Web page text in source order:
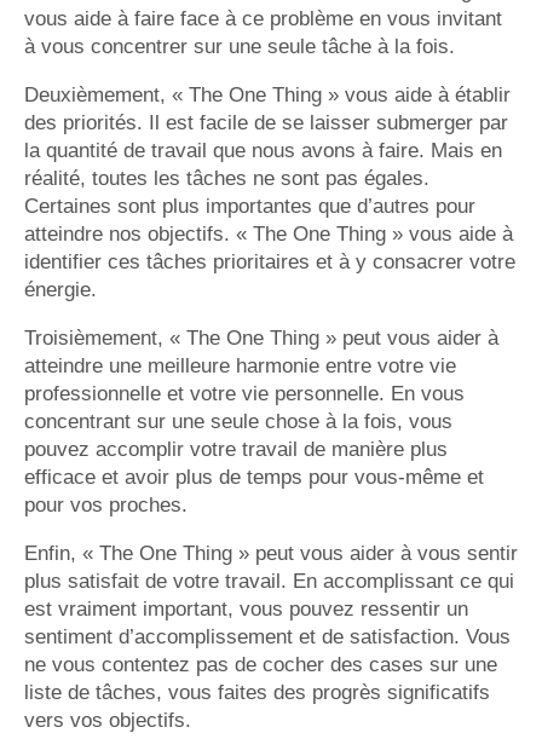
vous aide à faire face à ce problème en vous invitant
à vous concentrer sur une seule tâche à la fois.
Deuxièmement, « The One Thing » vous aide à établir
des priorités. Il est facile de se laisser submerger par
la quantité de travail que nous avons à faire. Mais en
réalité, toutes les tâches ne sont pas égales.
Certaines sont plus importantes que d’autres pour
atteindre nos objectifs. « The One Thing » vous aide à
identifier ces tâches prioritaires et à y consacrer votre
énergie.
Troisièmement, « The One Thing » peut vous aider à
atteindre une meilleure harmonie entre votre vie
professionnelle et votre vie personnelle. En vous
concentrant sur une seule chose à la fois, vous
pouvez accomplir votre travail de manière plus
efficace et avoir plus de temps pour vous-même et
pour vos proches.
Enfin, « The One Thing » peut vous aider à vous sentir
plus satisfait de votre travail. En accomplissant ce qui
est vraiment important, vous pouvez ressentir un
sentiment d’accomplissement et de satisfaction. Vous
ne vous contentez pas de cocher des cases sur une
liste de tâches, vous faites des progrès significatifs
vers vos objectifs.